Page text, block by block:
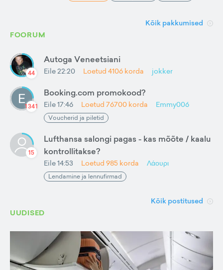
Kõik pakkumised
FOORUM
44
Autoga Veneetsiani
Eile 22:20 Loetud 4106 korda jokker
1341
Booking.com promokood?
Eile 17:46 Loetud 76700 korda Emmy006
Voucherid ja piletid
15
Lufthansa salongi pagas - kas mõõte / kaalu
kontrollitakse?
Eile 14:53 Loetud 985 korda Λάουρι
Lendamine ja lennufirmad
Kõik postitused
UUDISED